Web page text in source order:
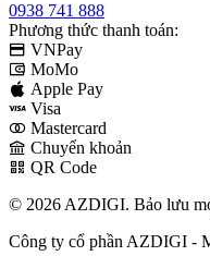
0938 741 888
Phương thức thanh toán:
VNPay
MoMo
Apple Pay
Visa
Mastercard
Chuyển khoản
QR Code
© 2026 AZDIGI. Bảo lưu
Công ty cổ phần AZDIGI -